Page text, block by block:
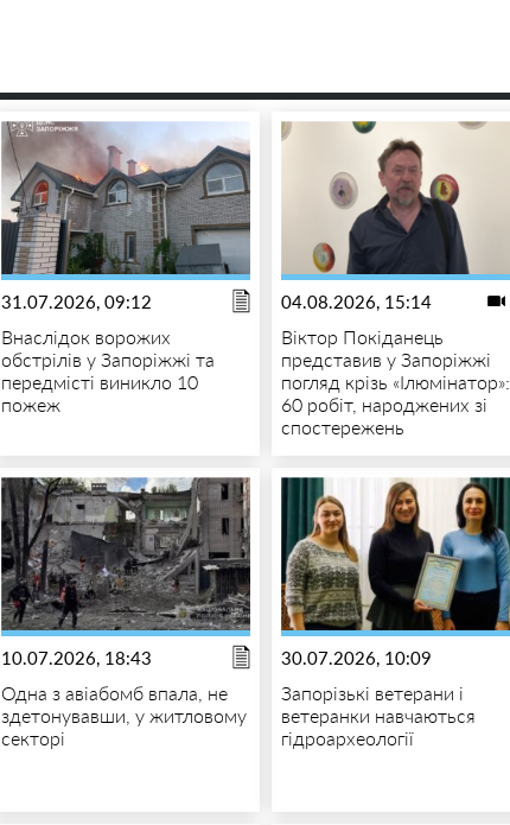
31.07.2026, 09:12
Внаслідок ворожих
обстрілів у Запоріжжі та
передмісті виникло 10
пожеж
04.08.2026, 15:14
Віктор Покіданець
представив у Запоріжжі
погляд крізь «Ілюмінатор»:
60 робіт, народжених зі
спостережень
10.07.2026, 18:43
Одна з авіабомб впала, не
здетонувавши, у житловому
секторі
30.07.2026, 10:09
Запорізькі ветерани і
ветеранки навчаються
гідроархеології